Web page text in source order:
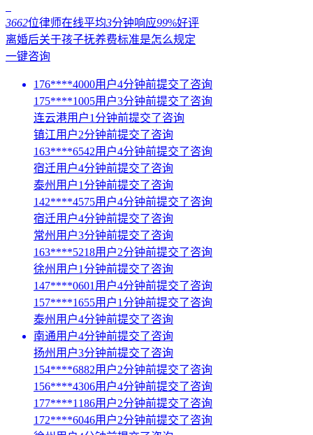
3662位律师在线平均3分钟响应99%好评
离婚后关于孩子抚养费标准是怎么规定
一键咨询
176****4000用户4分钟前提交了咨询
175****1005用户3分钟前提交了咨询
连云港用户1分钟前提交了咨询
镇江用户2分钟前提交了咨询
163****6542用户4分钟前提交了咨询
宿迁用户4分钟前提交了咨询
泰州用户1分钟前提交了咨询
142****4575用户4分钟前提交了咨询
宿迁用户4分钟前提交了咨询
常州用户3分钟前提交了咨询
163****5218用户2分钟前提交了咨询
徐州用户1分钟前提交了咨询
147****0601用户4分钟前提交了咨询
157****1655用户1分钟前提交了咨询
泰州用户4分钟前提交了咨询
南通用户4分钟前提交了咨询
扬州用户3分钟前提交了咨询
154****6882用户2分钟前提交了咨询
156****4306用户4分钟前提交了咨询
177****1186用户2分钟前提交了咨询
172****6046用户2分钟前提交了咨询